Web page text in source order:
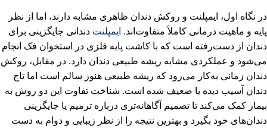
در نگاه اول، ایمپلنت و روکش دندان ظاهری مشابه دارند، اما از نظر
پایه و ماهیت درمانی کاملاً متفاوت‌اند. ایمپلنت دندانی جایگزینی برای
دندان از دست‌رفته است که با کاشت پایه فلزی در استخوان فک انجام
می‌شود و عملکردی مشابه ریشه طبیعی دندان دارد. در مقابل، روکش
دندان زمانی به‌کار می‌رود که ریشه طبیعی هنوز سالم است اما تاج
دندان آسیب دیده یا ضعیف شده است. شناخت تفاوت این دو روش به
بیمار کمک می‌کند تا تصمیم آگاهانه‌تری درباره ترمیم یا جایگزینی
دندان‌های خود بگیرد و بهترین نتیجه را از نظر زیبایی و دوام به دست